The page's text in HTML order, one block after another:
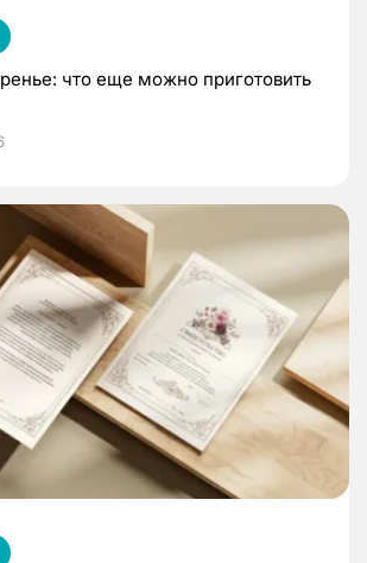
что еще можно приготовить